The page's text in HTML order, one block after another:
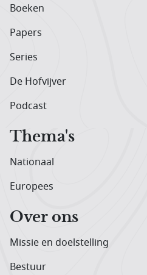
Boeken
Papers
Series
De Hofvijver
Podcast
Thema's
Nationaal
Europees
Over ons
Missie en doelstelling
Bestuur